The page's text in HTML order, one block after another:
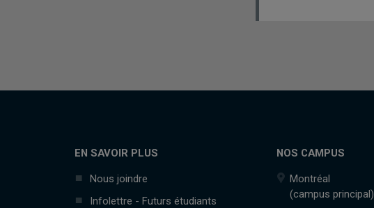
EN SAVOIR PLUS
Nous joindre
Infolettre - Futurs étudiants
NOS CAMPUS
Montréal
(campus principal)